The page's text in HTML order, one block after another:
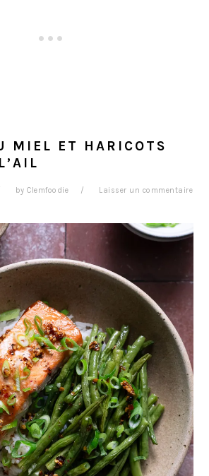
MIEL ET HARICOTS
byClemfoodie Laisser un commentaire